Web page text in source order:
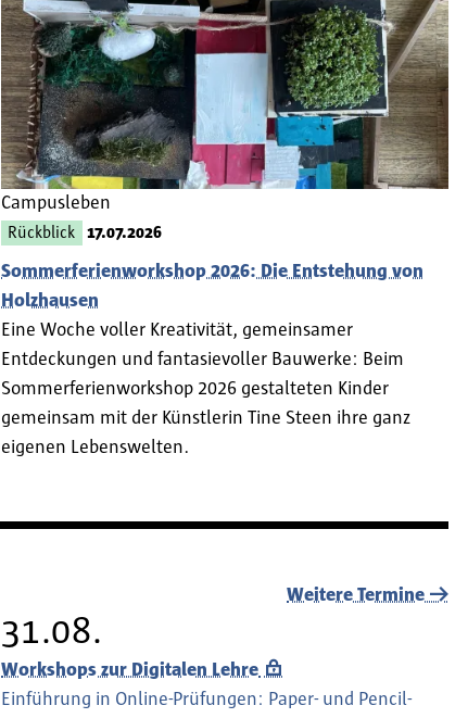
Campusleben
Rückblick 17.07.2026
Sommerferienworkshop 2026: Die Entstehung von
Holzhausen
Eine Woche voller Kreativität, gemeinsamer
Entdeckungen und fantasievoller Bauwerke: Beim
Sommerferienworkshop 2026 gestalteten Kinder
gemeinsam mit der Künstlerin Tine Steen ihre ganz
eigenen Lebenswelten.
Weitere Termine
31.08.
Workshops zur Digitalen Lehre
Einführung in Online-Prüfungen: Paper- und Pencil-